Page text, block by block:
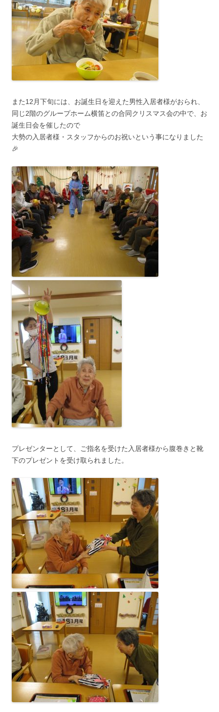
また12月下旬には、お誕生日を迎えた男性入居者様がおられ、
同じ2階のグループホーム横笛との合同クリスマス会の中で、お
誕生日会を催したので
大勢の入居者様・スタッフからのお祝いという事になりました
🎉
プレゼンターとして、ご指名を受けた入居者様から腹巻きと靴
下のプレゼントを受け取られました。